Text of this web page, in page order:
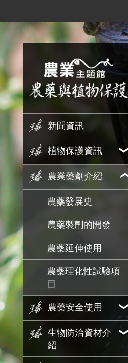
跳到主要內容
農業知識入口網
新聞資訊
植物保護資訊
農業藥劑介紹
農藥發展史
農藥製劑的開發
農藥延伸使用
農藥理化性試驗項
目
農藥安全使用
生物防治資材介
紹